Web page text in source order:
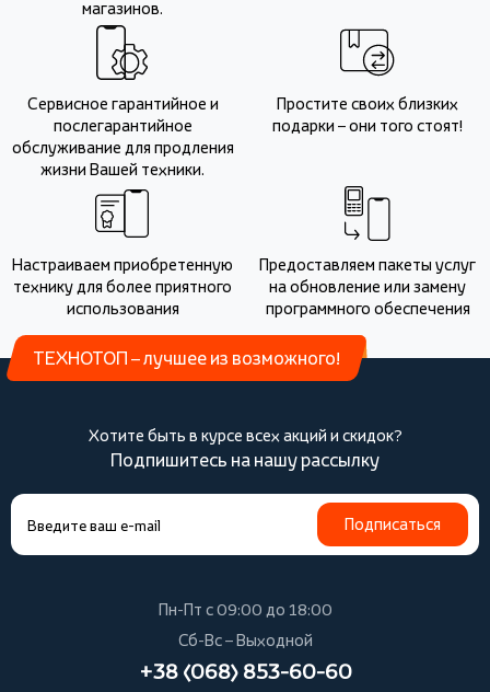
магазинов.
Сервисное гарантийное и
послегарантийное
обслуживание для продления
жизни Вашей техники.
Простите своих близких
подарки – они того стоят!
Настраиваем приобретенную
технику для более приятного
использования
Предоставляем пакеты услуг
на обновление или замену
программного обеспечения
ТЕХНОТОП – лучшее из возможного!
Хотите быть в курсе всех акций и скидок?
Подпишитесь на нашу рассылку
Подписаться
Пн-Пт с 09:00 до 18:00
Сб-Вс – Выходной
+38 (068) 853-60-60